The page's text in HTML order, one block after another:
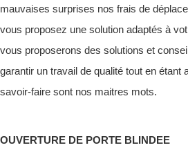
mauvaises surprises nos frais de
vous proposez une solution adaptés à
vous proposerons des solutions et
garantir un travail de qualité tout en étant
savoir-faire sont nos maitres mots.
OUVERTURE DE PORTE BLINDEE